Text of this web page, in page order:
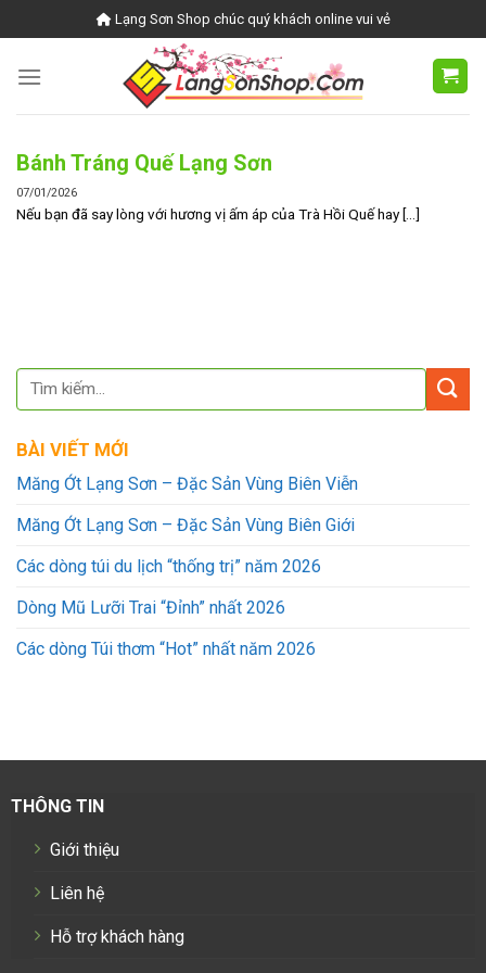
to
content
Lạng Sơn Shop chúc quý khách online vui vẻ
BÀI VIẾT MỚI
Măng Ớt Lạng Sơn – Đặc Sản Vùng Biên Viễn
Măng Ớt Lạng Sơn – Đặc Sản Vùng Biên Giới
Các dòng túi du lịch “thống trị” năm 2026
Dòng Mũ Lưỡi Trai “Đỉnh” nhất 2026
Các dòng Túi thơm “Hot” nhất năm 2026
Bánh Tráng Quế Lạng Sơn
07/01/2026
Nếu bạn đã say lòng với hương vị ấm áp của Trà Hồi Quế hay [...]
THÔNG TIN
Giới thiệu
Liên hệ
Hỗ trợ khách hàng